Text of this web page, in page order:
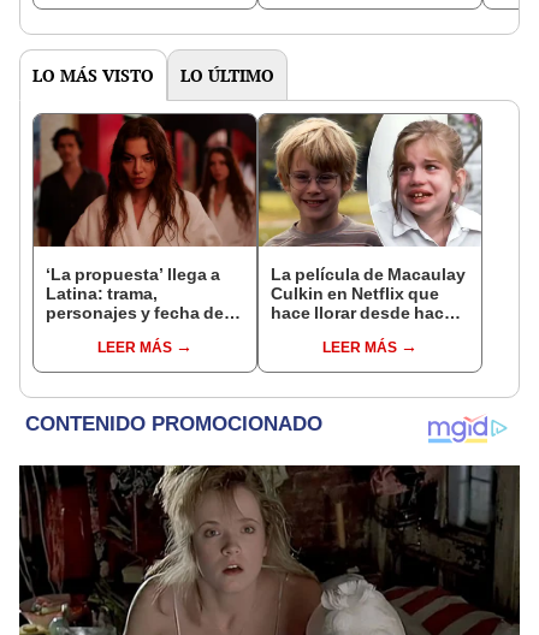
LO MÁS VISTO LO ÚLTIMO
‘La propuesta’ llega a
Latina: trama,
personajes y fecha de
LEER MÁS
La película de Macaulay
Culkin en Netflix que
hace llorar desde hace
LEER MÁS